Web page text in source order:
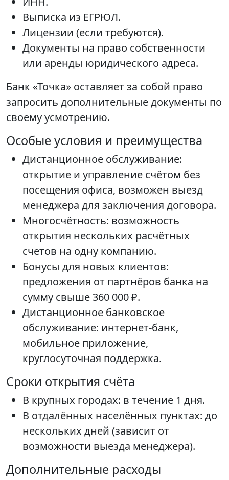
Выписка из ЕГРЮЛ.
Лицензии (если требуются).
Документы на право собственности
или аренды юридического адреса.
Банк «Точка» оставляет за собой право
запросить дополнительные документы по
своему усмотрению.
Особые условия и преимущества
Дистанционное обслуживание:
открытие и управление счётом без
посещения офиса, возможен выезд
менеджера для заключения договора.
Многосчётность: возможность
открытия нескольких расчётных
счетов на одну компанию.
Бонусы для новых клиентов:
предложения от партнёров банка на
сумму свыше 360 000 ₽.
Дистанционное банковское
обслуживание: интернет-банк,
мобильное приложение,
круглосуточная поддержка.
Сроки открытия счёта
В крупных городах: в течение 1 дня.
В отдалённых населённых пунктах: до
нескольких дней (зависит от
возможности выезда менеджера).
Дополнительные расходы